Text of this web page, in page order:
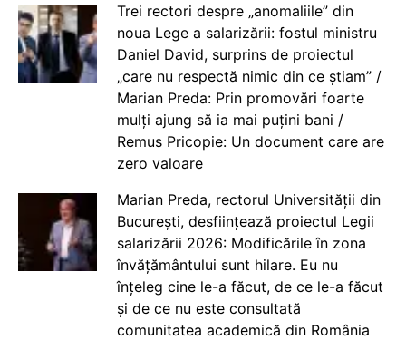
Trei rectori despre „anomaliile” din
noua Lege a salarizării: fostul ministru
Daniel David, surprins de proiectul
„care nu respectă nimic din ce știam” /
Marian Preda: Prin promovări foarte
mulți ajung să ia mai puțini bani /
Remus Pricopie: Un document care are
zero valoare
Marian Preda, rectorul Universității din
București, desființează proiectul Legii
salarizării 2026: Modificările în zona
învățământului sunt hilare. Eu nu
înțeleg cine le-a făcut, de ce le-a făcut
și de ce nu este consultată
comunitatea academică din România